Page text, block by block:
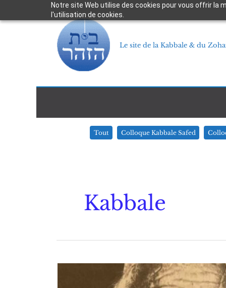
Notre site Web utilise des cookies pour vous offrir la
l'utilisation de cookies.
au
Le site de la Kabbale & du
Tout Colloque Kabbale Safed
Kabbale